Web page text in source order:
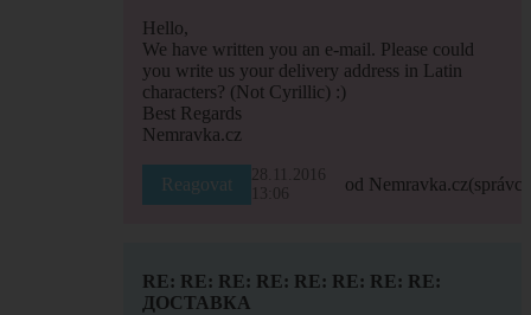
Hello,
We have written you an e-mail. Please could
you write us your delivery address in Latin
characters? (Not Cyrillic) :)
Best Regards
Nemravka.cz
Reagovat
28.11.2016
13:06
od Nemravka.cz
RE: RE: RE: RE: RE: RE: RE: RE:
ДОСТАВКА